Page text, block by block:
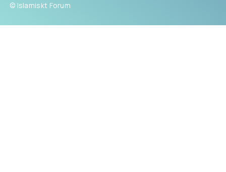
© Islamiskt Forum